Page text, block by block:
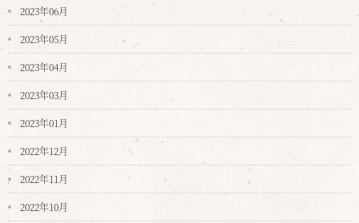
2023年06月
2023年05月
2023年04月
2023年03月
2023年01月
2022年12月
2022年11月
2022年10月